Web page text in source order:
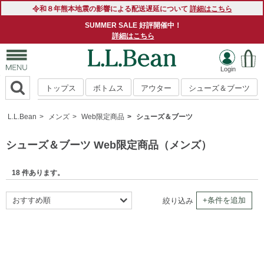
令和８年熊本地震の影響による配送遅延について 詳細はこちら
SUMMER SALE 好評開催中！
詳細はこちら
トップス ボトムス アウター シューズ＆ブーツ
L.L.Bean メンズ Web限定商品 シューズ＆ブーツ
シューズ＆ブーツ Web限定商品（メンズ）
18 件あります。
おすすめ順
絞り込み +条件を追加